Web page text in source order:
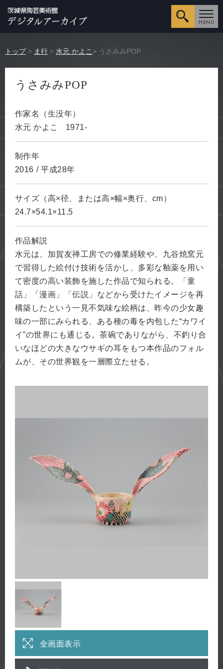
詳細検
トップ > ま行 > 水元 かよこ > うさみみPOP
うさみみPOP
作家名（生没年）
水元 かよこ
1971-
制作年
2016 / 平成28年
サイズ（高×径、または高×幅×奥行、cm）
24.7×54.1×11.5
作品解説
水元は、加賀友禅工房での修業経験や、九谷焼窯元
で習得した絵付け技術を活かし、多彩な釉薬を用い
て密度の高い装飾を施した作品で知られる。「童
話」「漫画」「伝説」などから受けたイメージを再
構築したという一見不気味な絵柄は、昨今の少女趣
味の一部にみられる、ある種の毒を内包した“カワイ
イ”の世界にも通じる。茶碗でありながら、不釣り合
いなほどの大きなウサギの耳をもつ本作品のフォル
ムが、その世界観を一層際立たせる。
全画面表示